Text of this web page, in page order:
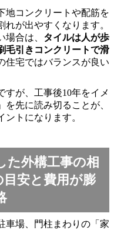
地コンクリートや配筋を
が出やすくなります。
合は、 タイルは人が歩
毛引きコンクリートで滑
住宅ではバランスが良い
すが、工事後10年をイメ
先に読み切ることが、
トになります。
た外構工事の相
安と費用が膨
車場、門柱まわりの「家